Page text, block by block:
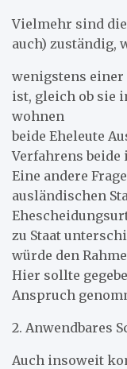
Vielmehr sind
auch) zuständig,
wenigstens einer
ist, gleich ob sie
wohnen
beide Eheleute
Verfahrens beide
Eine andere
ausländischen
zu Staat
würde den
Hier sollte
Anspruch
2. Anwendbares
Auch insoweit